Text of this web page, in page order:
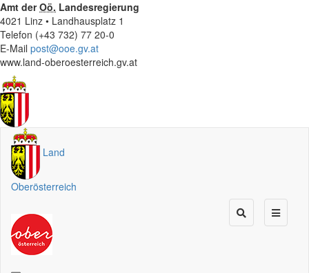
Amt derOö. Landesregierung
4021 Linz • Landhausplatz 1
Telefon (+43 732) 77 20-0
E-Mail post@ooe.gv.at
www.land-oberoesterreich.gv.at
Land
Oberösterreich